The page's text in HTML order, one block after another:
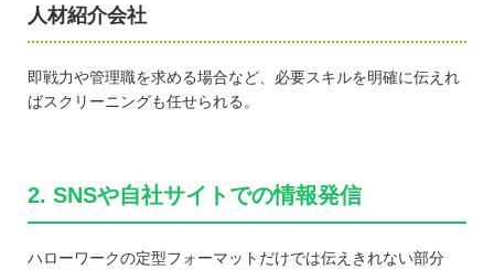
人材紹介会社
即戦力や管理職を求める場合など、必要スキルを明確に伝えれ
ばスクリーニングも任せられる。
2. SNSや自社サイトでの情報発信
ハローワークの定型フォーマットだけでは伝えきれない部分